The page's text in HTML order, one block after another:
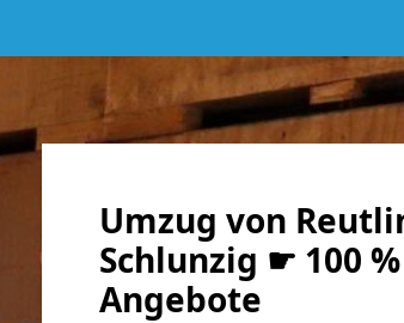
Umzug von
Schlunzig ☛ 100
Angebote